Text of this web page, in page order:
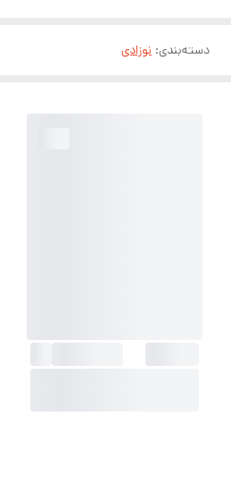
دسته‌بندی: نوزادی